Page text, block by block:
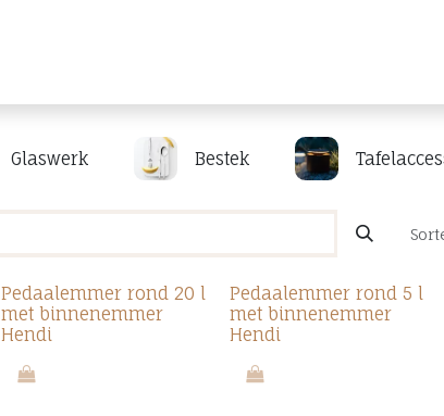
Glaswerk Bestek
Pedaalemmer rond 20 l
met binnenemmer
Hendi
Pedaalemmer rond 5 l
met binnenemmer
Hendi